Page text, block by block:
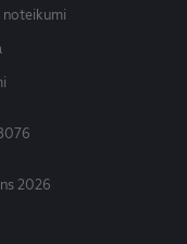
2026